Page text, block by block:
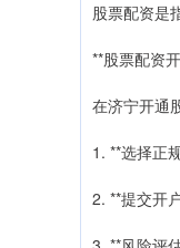
股票配资是
**股票配资
在济宁开通
1. **选择正
2. **提交开